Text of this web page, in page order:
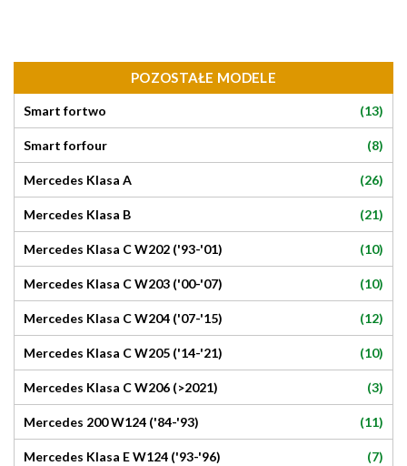
POZOSTAŁE MODELE
Smart fortwo (13)
Smart forfour (8)
Mercedes Klasa A (26)
Mercedes Klasa B (21)
Mercedes Klasa C W202 ('93-'01) (10)
Mercedes Klasa C W203 ('00-'07) (10)
Mercedes Klasa C W204 ('07-'15) (12)
Mercedes Klasa C W205 ('14-'21) (10)
Mercedes Klasa C W206 (>2021) (3)
Mercedes 200 W124 ('84-'93) (11)
Mercedes Klasa E W124 ('93-'96) (7)